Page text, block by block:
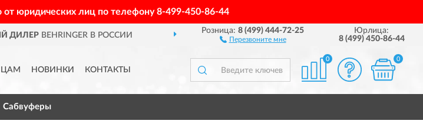
от юридических лиц по телефону8-499-450-86-44
ДИЛЕРBEHRINGER В РОССИИ ДОСТАВИМ ПО ВСЕЙ РОССИИ
Розница:8 (499) 444-72-25
Перезвоните мне
Юрлица:
8 (499) 450-86-44
НОВИНКИ КОНТАКТЫ
0 0
Сабвуферы